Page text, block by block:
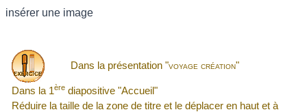
insérer une image
Dans la présentation "voyage création"
Dans la 1ère diapositive "Accueil"
Réduire la taille de la zone de titre et le déplacer en haut et à